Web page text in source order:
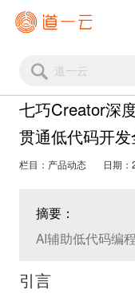
七巧Creator深
贯通低代码开
栏目：产品动态 日期
摘要：
AI辅助低代码编
引言